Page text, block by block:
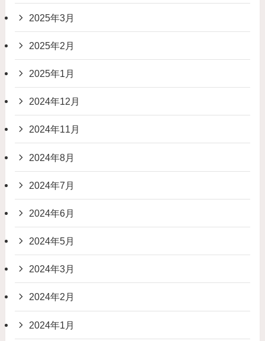
2025年3月
2025年2月
2025年1月
2024年12月
2024年11月
2024年8月
2024年7月
2024年6月
2024年5月
2024年3月
2024年2月
2024年1月